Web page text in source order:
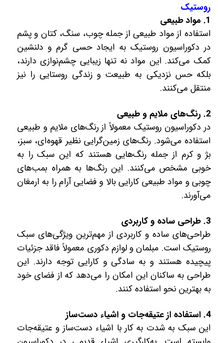
روستیک
1. مواد طبیعی
استفاده از مواد طبیعی از جمله چوب، سنگ، کتان و پشم
در دکوراسیون روستیک به ایجاد حسی گرم و دلنشین
کمک می‌کند. این مواد نه تنها زیبایی چشم‌نوازی دارند،
بلکه حس نزدیکی به طبیعت و زندگی روستایی را نیز
منتقل می‌کنند.
2. رنگ‌های ملایم و طبیعی
در دکوراسیون روستیک معمولاً از رنگ‌های ملایم و طبیعی
استفاده می‌شود. رنگ‌های زمین‌گرایی نظیر قهوه‌ای، سبز،
بژ و کرم از جمله رنگ‌هایی هستند که این سبک را به
خوبی مشخص می‌کنند. این رنگ‌ها به همراه بمب‌های
چوبی و مواد طبیعی کارایی بالا و فضایی آرام را به ارمغان
می‌آورند.
3. طراحی ساده و کاربردی
طراحی‌های ساده و کاربردی از مهم‌ترین ویژگی‌های سبک
روستیک است. مبلمان و لوازم دکوری معمولاً فاقد جزئیات
پیچیده هستند و به سادگی و کارایی توجه دارند. این
طراحی به ساکنان این امکان را می‌دهد که از فضای خود
به بهترین نحو استفاده کنند.
4. استفاده از عتیقه‌جات و اشیاء دست‌ساز
این سبک به شدت به کار با اشیاء دست‌ساز و عتیقه‌جات